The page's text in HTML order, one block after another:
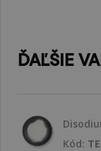
ĎAĽŠIE
Kód: